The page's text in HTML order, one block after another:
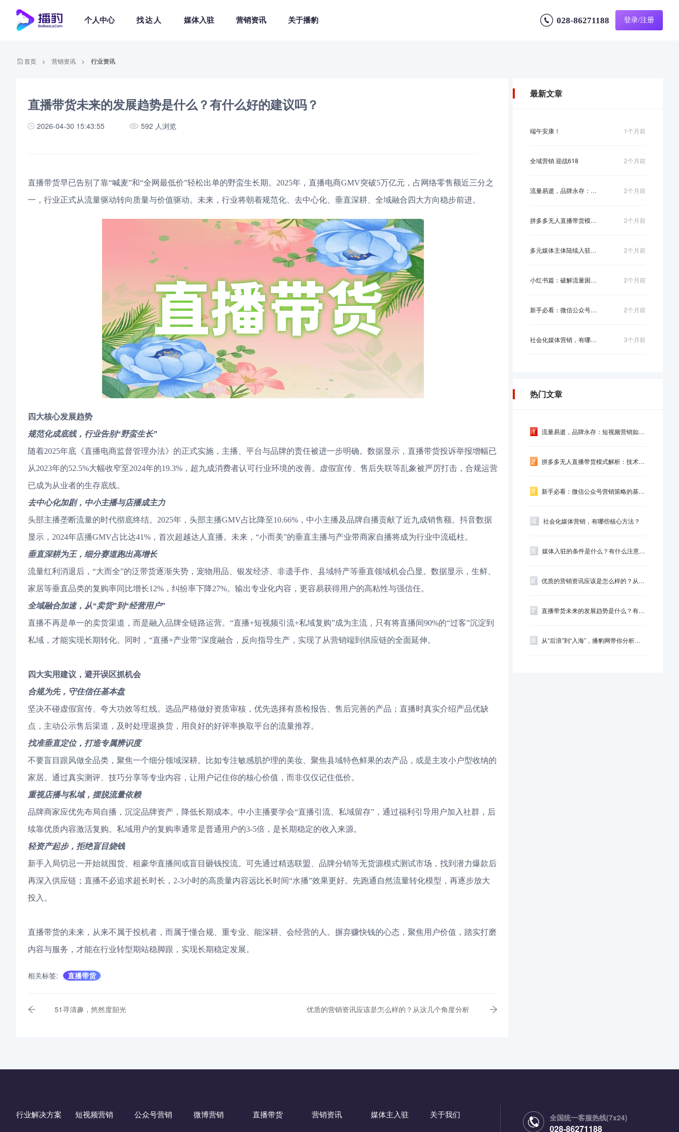
个人中心 找达人 媒体入驻 营销资讯 关于播豹 028-86271188 登录/注册
首页 > 营销资讯 > 行业资讯
直播带货未来的发展趋势是什么？有什么好的建议吗？
2026-04-30 15:43:55 592 人浏览
直播带货早已告别了靠“喊麦”和“全网最低价”轻松出单的野蛮生长期。2025年，直播电商GMV突破5万亿元，占网络零售额近三分之
一，行业正式从流量驱动转向质量与价值驱动。未来，行业将朝着规范化、去中心化、垂直深耕、全域融合四大方向稳步前进。
四大核心发展趋势
规范化成底线，行业告别“野蛮生长”
随着2025年底《直播电商监督管理办法》的正式实施，主播、平台与品牌的责任被进一步明确。数据显示，直播带货投诉举报增幅已
从2023年的52.5%大幅收窄至2024年的19.3%，超九成消费者认可行业环境的改善。虚假宣传、售后失联等乱象被严厉打击，合规运营
已成为从业者的生存底线。
去中心化加剧，中小主播与店播成主力
头部主播垄断流量的时代彻底终结。2025年，头部主播GMV占比降至10.66%，中小主播及品牌自播贡献了近九成销售额。抖音数据
显示，2024年店播GMV占比达41%，首次超越达人直播。未来，“小而美”的垂直主播与产业带商家自播将成为行业中流砥柱。
垂直深耕为王，细分赛道跑出高增长
流量红利消退后，“大而全”的泛带货逐渐失势，宠物用品、银发经济、非遗手作、县域特产等垂直领域机会凸显。数据显示，生鲜、
家居等垂直品类的复购率同比增长12%，纠纷率下降27%。输出专业化内容，更容易获得用户的高粘性与强信任。
全域融合加速，从“卖货”到“经营用户”
直播不再是单一的卖货渠道，而是融入品牌全链路运营。“直播+短视频引流+私域复购”成为主流，只有将直播间90%的“过客”沉淀到
私域，才能实现长期转化。同时，“直播+产业带”深度融合，反向指导生产，实现了从营销端到供应链的全面延伸。
四大实用建议，避开误区抓机会
合规为先，守住信任基本盘
坚决不碰虚假宣传、夸大功效等红线。选品严格做好资质审核，优先选择有质检报告、售后完善的产品；直播时真实介绍产品优缺
点，主动公示售后渠道，及时处理退换货，用良好的好评率换取平台的流量推荐。
找准垂直定位，打造专属辨识度
不要盲目跟风做全品类，聚焦一个细分领域深耕。比如专注敏感肌护理的美妆、聚焦县域特色鲜果的农产品，或是主攻小户型收纳的
家居。通过真实测评、技巧分享等专业内容，让用户记住你的核心价值，而非仅仅记住低价。
重视店播与私域，摆脱流量依赖
品牌商家应优先布局自播，沉淀品牌资产，降低长期成本。中小主播要学会“直播引流、私域留存”，通过福利引导用户加入社群，后
续靠优质内容激活复购。私域用户的复购率通常是普通用户的3-5倍，是长期稳定的收入来源。
轻资产起步，拒绝盲目烧钱
新手入局切忌一开始就囤货、租豪华直播间或盲目砸钱投流。可先通过精选联盟、品牌分销等无货源模式测试市场，找到潜力爆款后
再深入供应链；直播不必追求超长时长，2-3小时的高质量内容远比长时间“水播”效果更好。先跑通自然流量转化模型，再逐步放大
投入。
直播带货的未来，从来不属于投机者，而属于懂合规、重专业、能深耕、会经营的人。摒弃赚快钱的心态，聚焦用户价值，踏实打磨
内容与服务，才能在行业转型期站稳脚跟，实现长期稳定发展。
相关标签: 直播带货
51寻清趣，悠然度韶光 优质的营销资讯应该是怎么样的？从这几个角度分析
最新文章
端午安康！ 1个月前
全域营销·迎战618 2个月前
流量易逝，品牌永存：短视频营销如何从“收... 2个月前
拼多多无人直播带货模式解析：技术驱动下的... 2个月前
多元媒体主体陆续入驻！今日头条构建权威资... 2个月前
小红书篇：破解流量困局，精准优化让你的笔... 2个月前
新手必看：微信公众号营销策略的基础搭建思... 2个月前
社会化媒体营销，有哪些核心方法？ 3个月前
热门文章
1 流量易逝，品牌永存：短视频营销如何从“收...
2 拼多多无人直播带货模式解析：技术驱动下的...
3 新手必看：微信公众号营销策略的基础搭建思...
4 社会化媒体营销，有哪些核心方法？
5 媒体入驻的条件是什么？有什么注意事项？
6 优质的营销资讯应该是怎么样的？从这几个角...
7 直播带货未来的发展趋势是什么？有什么好的...
8 从“后浪”到“入海”，播豹网带你分析短视频营...
行业解决方案 短视频营销 公众号营销 微博营销 直播带货 营销资讯 媒体主入驻 关于我们 全国统一客服热线(7x24)
028-86271188